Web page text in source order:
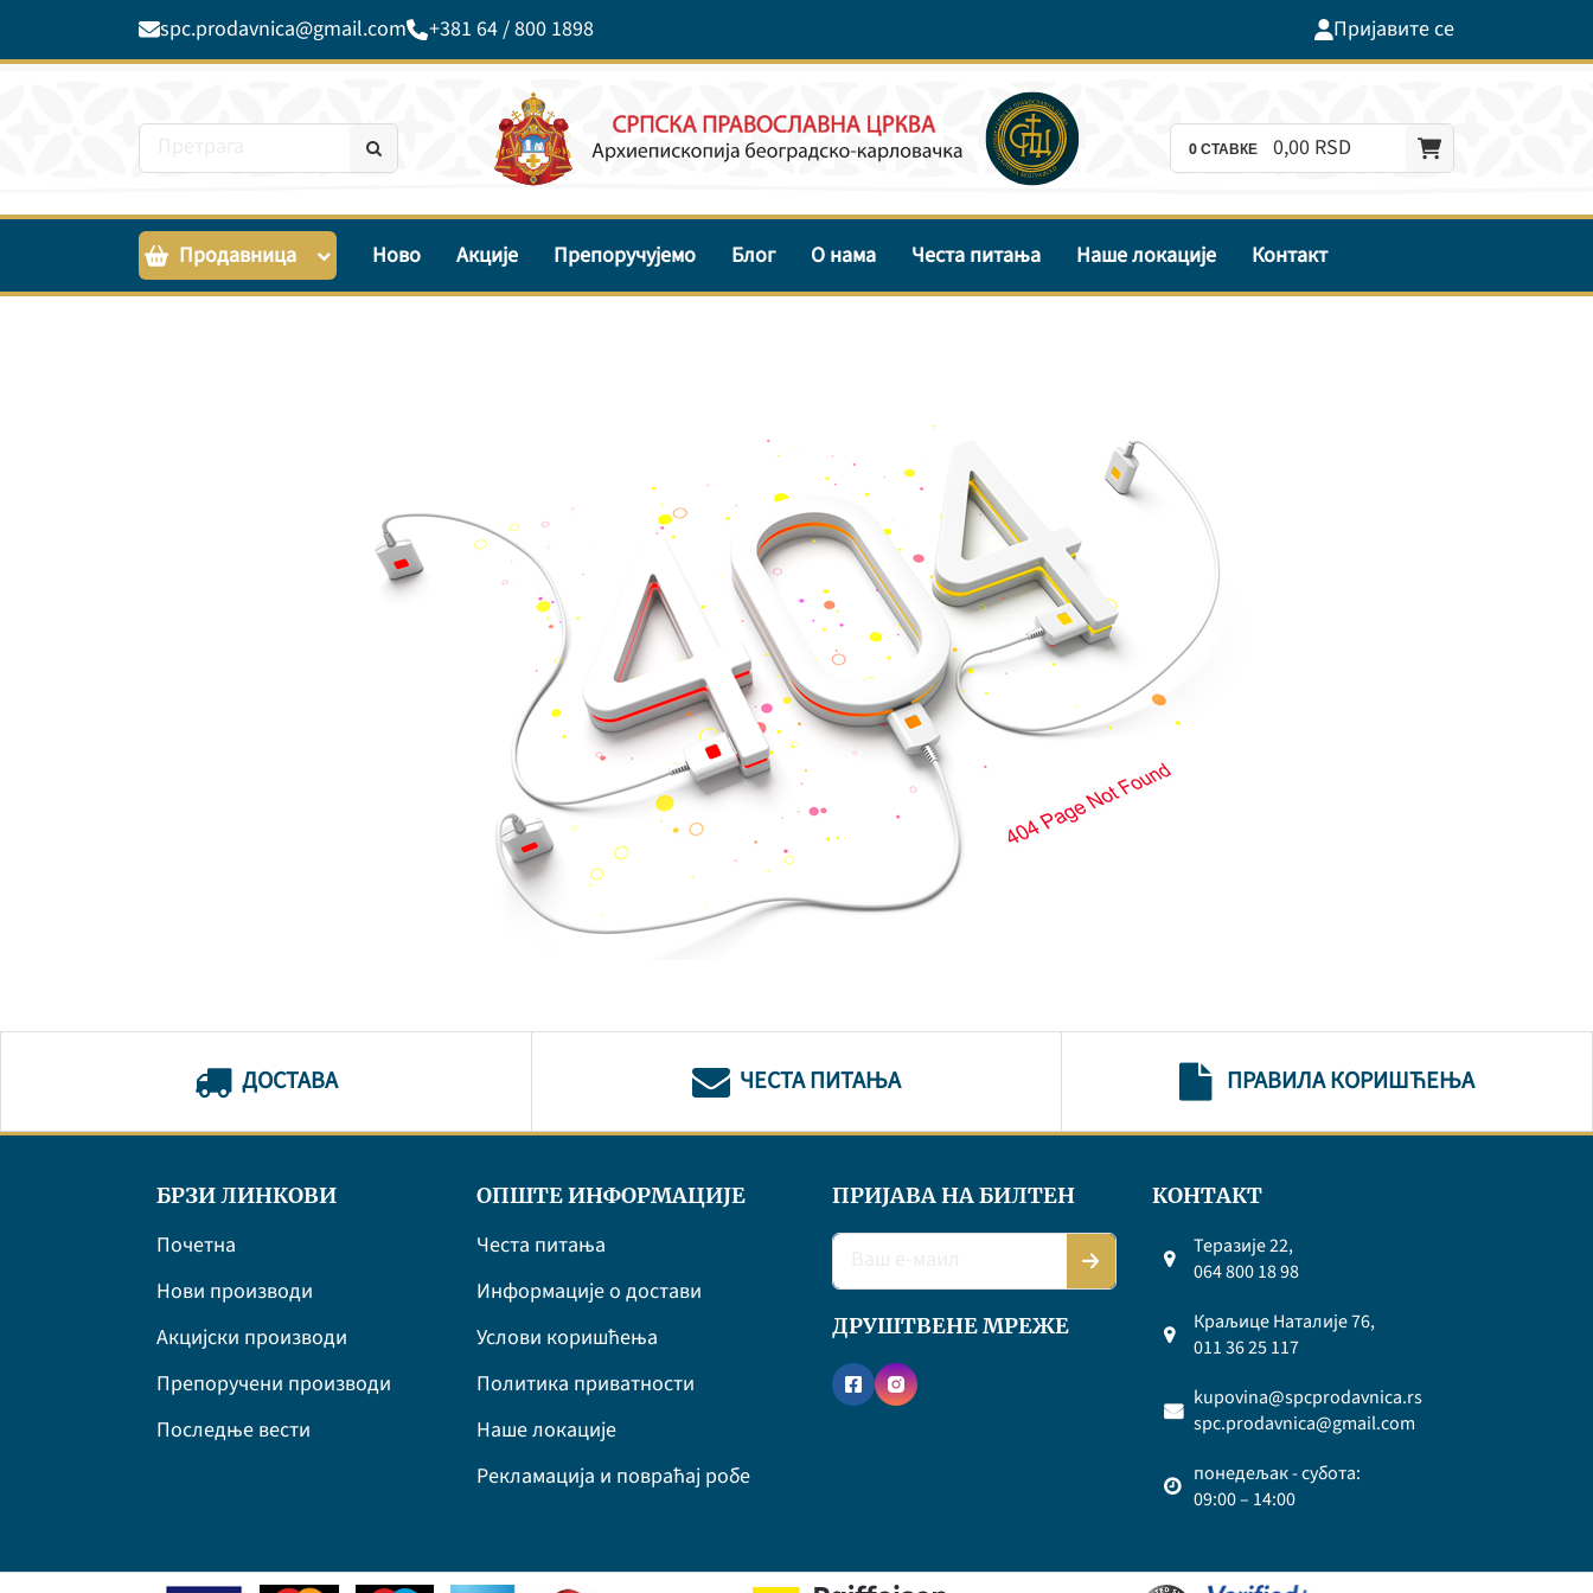
spc.prodavnica@gmail.com +381 64 / 800 1898 Пријавите се
0СТАВКЕ 0,00 RSD
Продавница Ново Акције Препоручујемо Блог О нама Честа питања Наше локације Контакт
ДОСТАВА ЧЕСТА ПИТАЊА ПРАВИЛА КОРИШЋЕЊА
БРЗИ ЛИНКОВИ
Почетна
Нови производи
Акцијски производи
Препоручени производи
Последње вести
ОПШТЕ ИНФОРМАЦИЈЕ
Честа питања
Информације о достави
Услови коришћења
Политика приватности
Наше локације
Рекламација и повраћај робе
ПРИЈАВА НА БИЛТЕН
ДРУШТВЕНЕ МРЕЖЕ
КОНТАКТ
Теразије 22,
064 800 18 98
Краљице Наталије 76,
011 36 25 117
kupovina@spcprodavnica.rs
spc.prodavnica@gmail.com
понедељак - субота:
09:00 – 14:00